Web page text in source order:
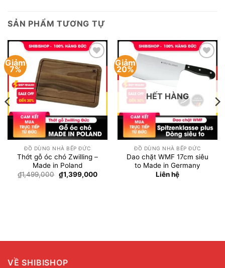
SẢN PHẨM TƯƠNG TỰ
Giảm
7%
Add to
wishlist
ĐỒ DÙNG NHÀ BẾP ĐỨC
Thớt gỗ óc chó Zwilling –
Made in Poland
₫1,499,000 Giá
gốc
₫1,399,000Giá
Giảm
20%
Add to
wishlist
HẾT HÀNG
ĐỒ DÙNG NHÀ BẾP ĐỨC
Dao chặt WMF 17cm siêu
to Made in Germany
Liên hệ
VỀ SHIBISHOP